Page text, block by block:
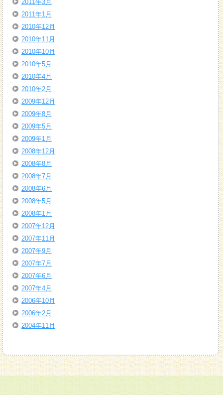
2011年3月
2011年1月
2010年12月
2010年11月
2010年10月
2010年5月
2010年4月
2010年2月
2009年12月
2009年8月
2009年5月
2009年1月
2008年12月
2008年8月
2008年7月
2008年6月
2008年5月
2008年1月
2007年12月
2007年11月
2007年9月
2007年7月
2007年6月
2007年4月
2006年10月
2006年2月
2004年11月